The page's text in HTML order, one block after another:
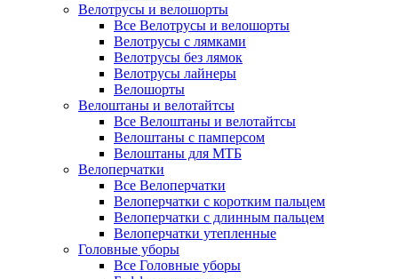
Велотрусы и велошорты
Все Велотрусы и велошорты
Велотрусы с лямками
Велотрусы без лямок
Велотрусы лайнеры
Велошорты
Велоштаны и велотайтсы
Все Велоштаны и велотайтсы
Велоштаны с памперсом
Велоштаны для МТБ
Велоперчатки
Все Велоперчатки
Велоперчатки с коротким пальцем
Велоперчатки с длинным пальцем
Велоперчатки утепленные
Головные уборы
Все Головные уборы